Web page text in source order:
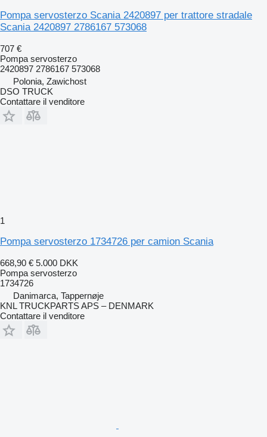
Pompa servosterzo Scania 2420897 per trattore stradale
Scania 2420897 2786167 573068
707 €
Pompa servosterzo
2420897 2786167 573068
Polonia, Zawichost
DSO TRUCK
Contattare il venditore
1
Pompa servosterzo 1734726 per camion Scania
668,90 € 5.000 DKK
Pompa servosterzo
1734726
Danimarca, Tappernøje
KNL TRUCKPARTS APS – DENMARK
Contattare il venditore